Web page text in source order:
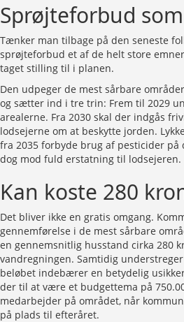
Sprøjteforbud
Tænker man tilbage på den seneste
sprøjteforbud et af de helt store
taget stilling til i planen.
Den udpeger de mest sårbare
og sætter ind i tre trin: Frem til 2029
arealerne. Fra 2030 skal der indgås
lodsejerne om at beskytte jorden.
fra 2035 forbyde brug af pesticider på
dog mod fuld erstatning til lodsejeren.
Kan koste 280
Det bliver ikke en gratis omgang.
gennemførelse i de mest sårbare
en gennemsnitlig husstand cirka 280
vandregningen. Samtidig
beløbet indebærer en betydelig
der til at være et budgettema på
medarbejder på området, når
på plads til efteråret.